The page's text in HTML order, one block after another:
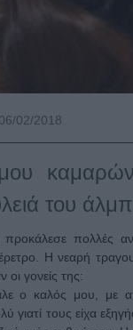
06/02/2018
του
πολλές
Η νεαρή
γονείς της:
ο καλός μου, με
τους είχα